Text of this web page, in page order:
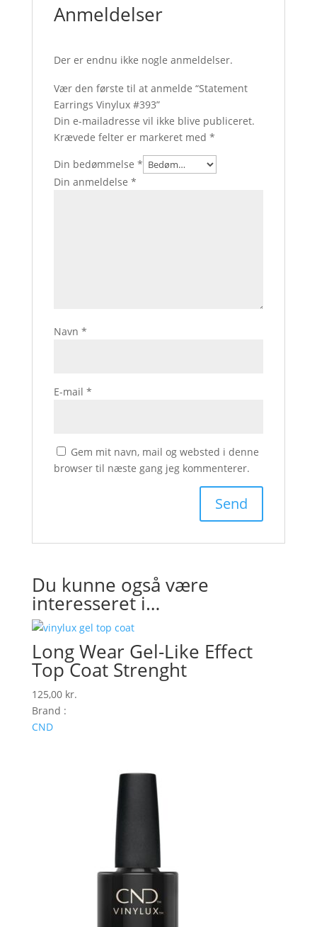
Anmeldelser
Der er endnu ikke nogle anmeldelser.
Vær den første til at anmelde “Statement
Earrings Vinylux #393”
Din e-mailadresse vil ikke blive publiceret.
Krævede felter er markeret med *
Din bedømmelse *
Din anmeldelse *
Navn *
E-mail *
Gem mit navn, mail og websted i denne
browser til næste gang jeg kommenterer.
Du kunne også være
interesseret i…
Long Wear Gel-Like Effect
Top Coat Strenght
125,00 kr.
Brand :
CND